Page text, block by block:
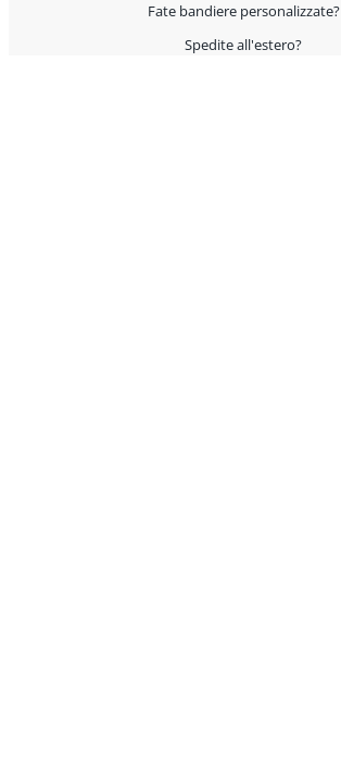
Fate bandiere personalizzate?
Spedite all'estero?